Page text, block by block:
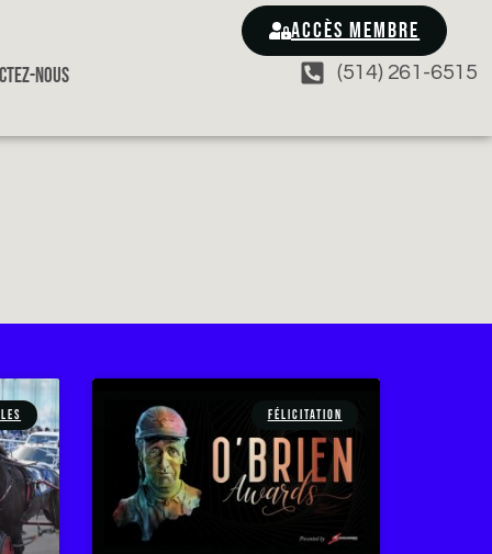
NOUS
ACCÈS MEMBRE
(514) 261-6515
FÉLICITATION